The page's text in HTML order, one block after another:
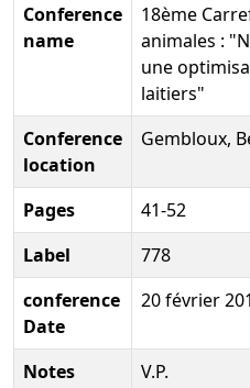
Conference
name
18ème
animales :
une
laitiers"
Conference
location
Gembloux,
Pages
41-52
Label
778
conference
Date
20 février
Notes
V.P.